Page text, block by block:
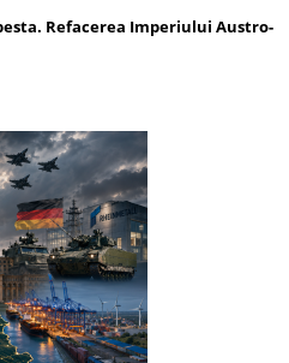
Refacerea Imperiului Austro-